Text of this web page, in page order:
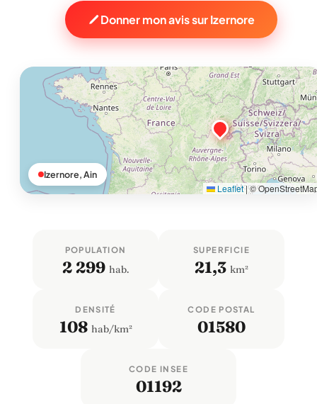
Donner mon avis sur Izernore
Leaflet|©
Izernore, Ain
POPULATION
2 299 hab.
SUPERFICIE
21,3 km²
DENSITÉ
108 hab/km²
CODE POSTAL
01580
CODE INSEE
01192